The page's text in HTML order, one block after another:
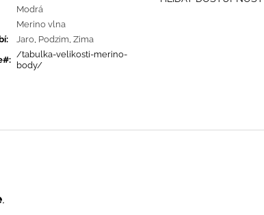
Modrá
Merino vlna
: Jaro Podzim Zima
:
/tabulka-velikosti-merino-
body/
.